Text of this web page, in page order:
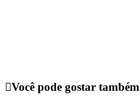
Você pode gostar também